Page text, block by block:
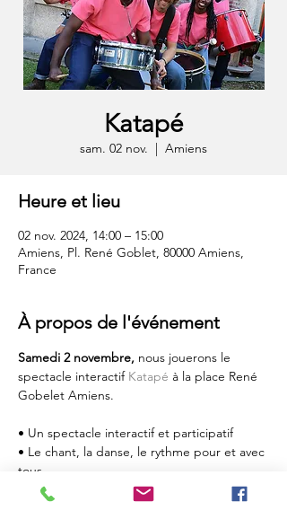
Katapé
sam. 02 nov.
  |
Amiens
Heure et lieu
02 nov. 2024, 14:00 – 15:00
Amiens, Pl. René Goblet, 80000 Amiens,
France
À propos de l'événement
Samedi 2 novembre, nous jouerons le
spectacle interactif Katapé à la place René
Gobelet Amiens.
• Un spectacle interactif et participatif
• Le chant, la danse, le rythme pour et avec
tous.
• Dans la joie et la bonne humeur🥳